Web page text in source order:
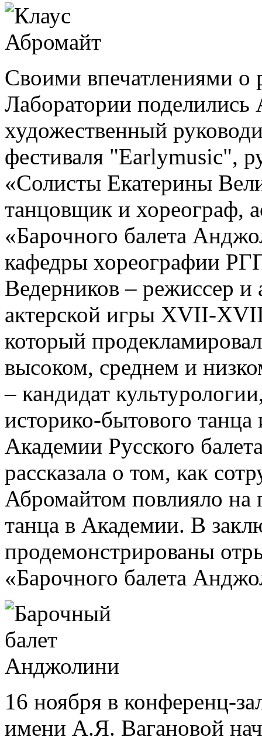
Своими впечатлениями о
Лаборатории
художественный
фестиваля "Earlymusic",
«Солисты Екатерины
танцовщик и хореограф,
«Барочного балета
кафедры хореографии
Ведерников – режиссер и
актерской игры XVII-
который
высоком, среднем и
– кандидат
историко-бытового танца
Академии Русского
рассказала о том, как
Абромайтом повлияло на
танца в Академии. В
продемонстрированы
«Барочного балета
16 ноября в конференц-
имени А.Я. Вагановой